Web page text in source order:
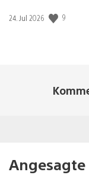
Veröffentlichungsdatum:
24. Jul 2026 9
Angesagte